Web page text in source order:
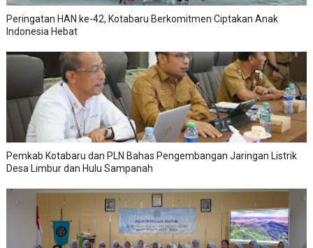
Peringatan HAN ke-42, Kotabaru Berkomitmen Ciptakan Anak
Indonesia Hebat
Pemkab Kotabaru dan PLN Bahas Pengembangan Jaringan Listrik
Desa Limbur dan Hulu Sampanah